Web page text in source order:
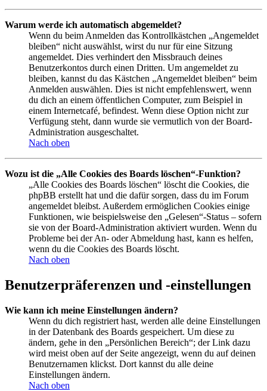
Warum werde ich automatisch abgemeldet?
Wenn du beim Anmelden das Kontrollkästchen „Angemeldet
bleiben“ nicht auswählst, wirst du nur für eine Sitzung
angemeldet. Dies verhindert den Missbrauch deines
Benutzerkontos durch einen Dritten. Um angemeldet zu
bleiben, kannst du das Kästchen „Angemeldet bleiben“ beim
Anmelden auswählen. Dies ist nicht empfehlenswert, wenn
du dich an einem öffentlichen Computer, zum Beispiel in
einem Internetcafé, befindest. Wenn diese Option nicht zur
Verfügung steht, dann wurde sie vermutlich von der Board-
Administration ausgeschaltet.
Nach oben
Wozu ist die „Alle Cookies des Boards löschen“-Funktion?
„Alle Cookies des Boards löschen“ löscht die Cookies, die
phpBB erstellt hat und die dafür sorgen, dass du im Forum
angemeldet bleibst. Außerdem ermöglichen Cookies einige
Funktionen, wie beispielsweise den „Gelesen“-Status – sofern
sie von der Board-Administration aktiviert wurden. Wenn du
Probleme bei der An- oder Abmeldung hast, kann es helfen,
wenn du die Cookies des Boards löscht.
Nach oben
Benutzerpräferenzen und -einstellungen
Wie kann ich meine Einstellungen ändern?
Wenn du dich registriert hast, werden alle deine Einstellungen
in der Datenbank des Boards gespeichert. Um diese zu
ändern, gehe in den „Persönlichen Bereich“; der Link dazu
wird meist oben auf der Seite angezeigt, wenn du auf deinen
Benutzernamen klickst. Dort kannst du alle deine
Einstellungen ändern.
Nach oben